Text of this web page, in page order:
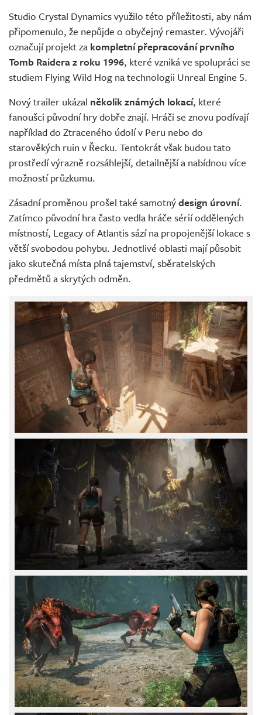
Studio Crystal Dynamics využilo této příležitosti, aby nám
připomenulo, že nepůjde o obyčejný remaster. Vývojáři
označují projekt za kompletní přepracování prvního
Tomb Raidera z roku 1996, které vzniká ve spolupráci se
studiem Flying Wild Hog na technologii Unreal Engine 5.
Nový trailer ukázal několik známých lokací, které
fanoušci původní hry dobře znají. Hráči se znovu podívají
například do Ztraceného údolí v Peru nebo do
starověkých ruin v Řecku. Tentokrát však budou tato
prostředí výrazně rozsáhlejší, detailnější a nabídnou více
možností průzkumu.
Zásadní proměnou prošel také samotnýdesign úrovní.
Zatímco původní hra často vedla hráče sérií oddělených
místností, Legacy of Atlantis sází na propojenější lokace s
větší svobodou pohybu. Jednotlivé oblasti mají působit
jako skutečná místa plná tajemství, sběratelských
předmětů a skrytých odměn.